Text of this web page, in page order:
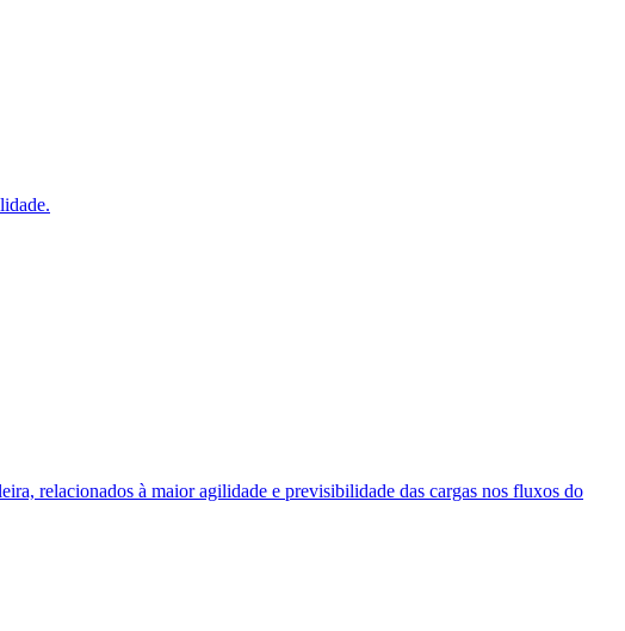
relacionados à maior agilidade e previsibilidade das cargas nos fluxos do